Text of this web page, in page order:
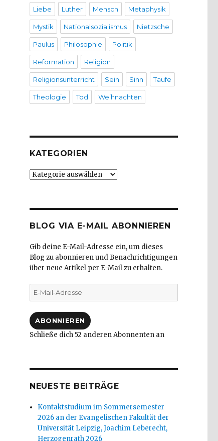
Liebe Luther Mensch Metaphysik
Mystik Nationalsozialismus Nietzsche
Paulus Philosophie Politik
Reformation Religion
Religionsunterricht Sein Sinn Taufe
Theologie Tod Weihnachten
KATEGORIEN
Kategorien
BLOG VIA E-MAIL ABONNIEREN
Gib deine E-Mail-Adresse ein, um dieses
Blog zu abonnieren und Benachrichtigungen
über neue Artikel per E-Mail zu erhalten.
E-
Mail-
ABONNIEREN
Schließe dich 52 anderen Abonnenten an
NEUESTE BEITRÄGE
Kontaktstudium im Sommersemester
2026 an der Evangelischen Fakultät der
Universität Leipzig, Joachim Leberecht,
Herzogenrath 2026